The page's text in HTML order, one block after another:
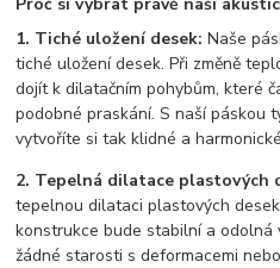
1. Tiché uložení desek: Naše
tiché uložení desek. Při změně
dojít k dilatačním pohybům, které
podobné praskání. S naší páskou
vytvoříte si tak klidné a
2. Tepelná dilatace plastových
tepelnou dilataci plastových
konstrukce bude stabilní a odolná
žádné starosti s deformacemi